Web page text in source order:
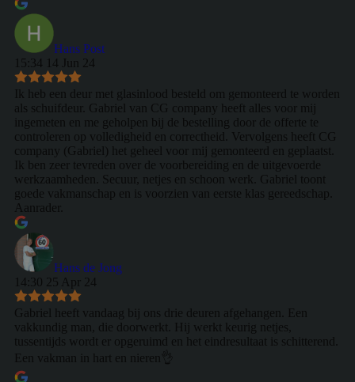
Hans Post
15:34 14 Jun 24
Ik heb een deur met glasinlood besteld om gemonteerd te worden
als schuifdeur. Gabriel van CG company heeft alles voor mij
ingemeten en me geholpen bij de bestelling door de offerte te
controleren op volledigheid en correctheid. Vervolgens heeft CG
company (Gabriel) het geheel voor mij gemonteerd en geplaatst.
Ik ben zeer tevreden over de voorbereiding en de uitgevoerde
werkzaamheden. Secuur, netjes en schoon werk. Gabriel toont
goede vakmanschap en is voorzien van eerste klas gereedschap.
Aanrader.
Hans de Jong
14:30 25 Apr 24
Gabriel heeft vandaag bij ons drie deuren afgehangen. Een
vakkundig man, die doorwerkt. Hij werkt keurig netjes,
tussentijds wordt er opgeruimd en het eindresultaat is schitterend.
Een vakman in hart en nieren👌